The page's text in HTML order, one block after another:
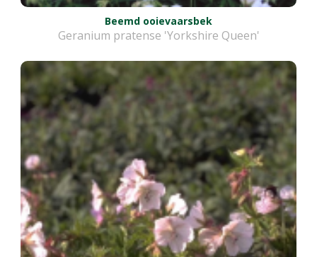
Beemd ooievaarsbek
Geranium pratense 'Yorkshire Queen'